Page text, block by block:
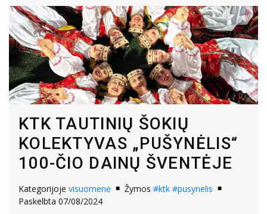
KTK TAUTINIŲ ŠOKIŲ
KOLEKTYVAS „PUŠYNĖLIS“
100-ČIO DAINŲ ŠVENTĖJE
Kategorijoje visuomenė Žymos #ktk #pusynelis
Paskelbta 07/08/2024